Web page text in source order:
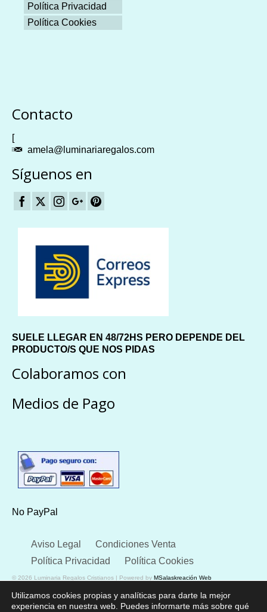
Política Privacidad
Política Cookies
Contacto
[
amela@luminariaregalos.com
Síguenos en
SUELE LLEGAR EN 48/72HS PERO DEPENDE DEL
PRODUCTO/S QUE NOS PIDAS
Colaboramos con
Medios de Pago
No PayPal
Aviso Legal
Condiciones Venta
Política Privacidad
Política Cookies
© 2026 Luminaria Regalos Cristianos | Powered by MSalaskreación Web
Utilizamos cookies propias y analíticas para darte la mejor
experiencia en nuestra web. Puedes informarte más sobre qué